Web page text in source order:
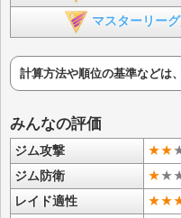
マスターリー
計算方法や順位の基準などは
みんなの評価
ジム攻撃 ★★
ジム防衛
★★
レイド適性